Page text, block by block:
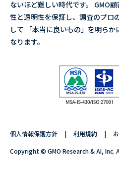
ないほど難しい時代です。 GMO
性と透明性を保証し、調査のプロ
して 「本当に良いもの」を明ら
なります。
個人情報保護方針 利用規約
Copyright © GMO Research & AI, Inc.